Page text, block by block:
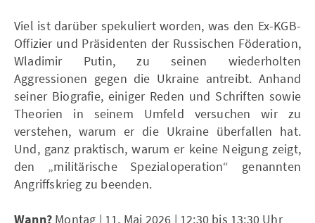
Viel ist darüber spekuliert worden, was den Ex-KGB-
Offizier und Präsidenten der Russischen Föderation,
Wladimir Putin, zu seinen wiederholten
Aggressionen gegen die Ukraine antreibt. Anhand
seiner Biografie, einiger Reden und Schriften sowie
Theorien in seinem Umfeld versuchen wir zu
verstehen, warum er die Ukraine überfallen hat.
Und, ganz praktisch, warum er keine Neigung zeigt,
den „militärische Spezialoperation“ genannten
Angriffskrieg zu beenden.
Montag | 11. Mai 2026 | 12:30 bis 13:30 Uhr